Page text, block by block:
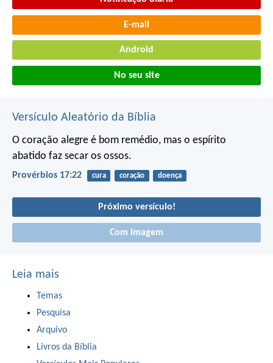
E-mail
Android
No seu site
Versículo Aleatório da Bíblia
O coração alegre é bom remédio, mas o espírito
abatido faz secar os ossos.
Provérbios 17:22 cura coração doença
Próximo versículo!
Com imagem
Leia mais
Temas
Pesquisa
Arquivo
Livros da Bíblia